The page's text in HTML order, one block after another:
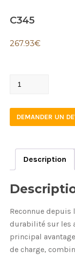
C345
267.93€
C345
DEMANDER UN
Description
Reconnue
durabilité sur les
principal
de charge,